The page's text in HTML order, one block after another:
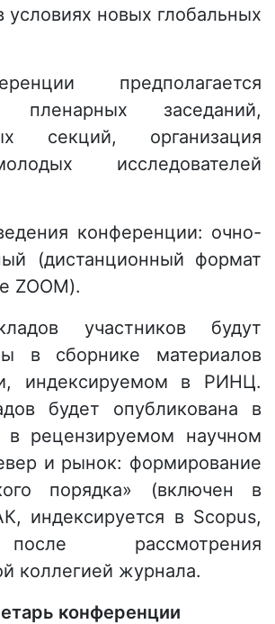
условиях новых глобальных
предполагается
пленарных заседаний,
секций, организация
исследователей
конференции: очно-
(дистанционный формат
ZOOM).
участников будут
в сборнике материалов
индексируемом в РИНЦ.
будет опубликована в
в рецензируемом научном
и рынок: формирование
порядка» (включен в
индексируется в Scopus,
рассмотрения
коллегией журнала.
конференции